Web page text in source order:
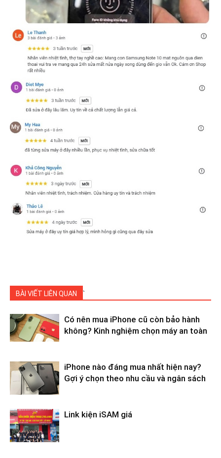
BÀI VIẾT LIÊN QUAN `
Có nên mua iPhone cũ còn bảo hành
không? Kinh nghiệm chọn máy an toàn
iPhone nào đáng mua nhất hiện nay?
Gợi ý chọn theo nhu cầu và ngân sách
Link kiện iSAM giá